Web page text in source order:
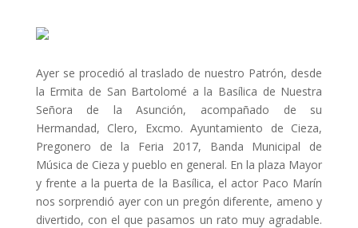
Ayer se procedió al traslado de nuestro Patrón, desde
la Ermita de San Bartolomé a la Basílica de Nuestra
Señora de la Asunción, acompañado de su
Hermandad, Clero, Excmo. Ayuntamiento de Cieza,
Pregonero de la Feria 2017, Banda Municipal de
Música de Cieza y pueblo en general. En la plaza Mayor
y frente a la puerta de la Basílica, el actor Paco Marín
nos sorprendió ayer con un pregón diferente, ameno y
divertido, con el que pasamos un rato muy agradable.